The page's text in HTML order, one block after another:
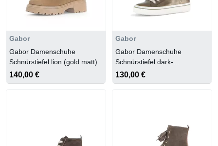
Gabor
Gabor Damenschuhe
Schnürstiefel lion (gold matt)
140,00 €
Gabor
Gabor Damenschuhe
Schnürstiefel dark-
bronce(panna)
130,00 €